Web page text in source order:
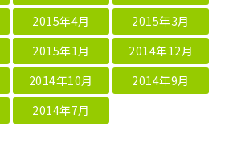
2015年4月
2015年3月
2015年1月
2014年12月
2014年10月
2014年9月
2014年7月